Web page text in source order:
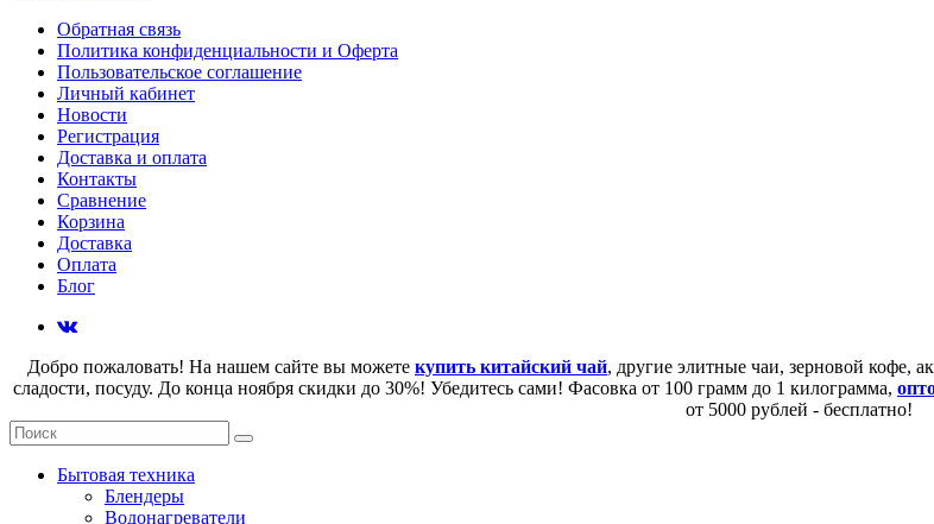
Обратная связь
Политика конфиденциальности и Оферта
Пользовательское соглашение
Личный кабинет
Новости
Регистрация
Доставка и оплата
Контакты
Сравнение
Корзина
Доставка
Оплата
Блог
Добро пожаловать! На нашем сайте вы можете купить китайский чай, другие элитные чаи, зерновой кофе,
сладости, посуду. До конца ноября скидки до 30%! Убедитесь сами! Фасовка от 100 грамм до 1 килограмма,
от 5000 рублей - бесплатно!
Бытовая техника
Блендеры
Водонагреватели